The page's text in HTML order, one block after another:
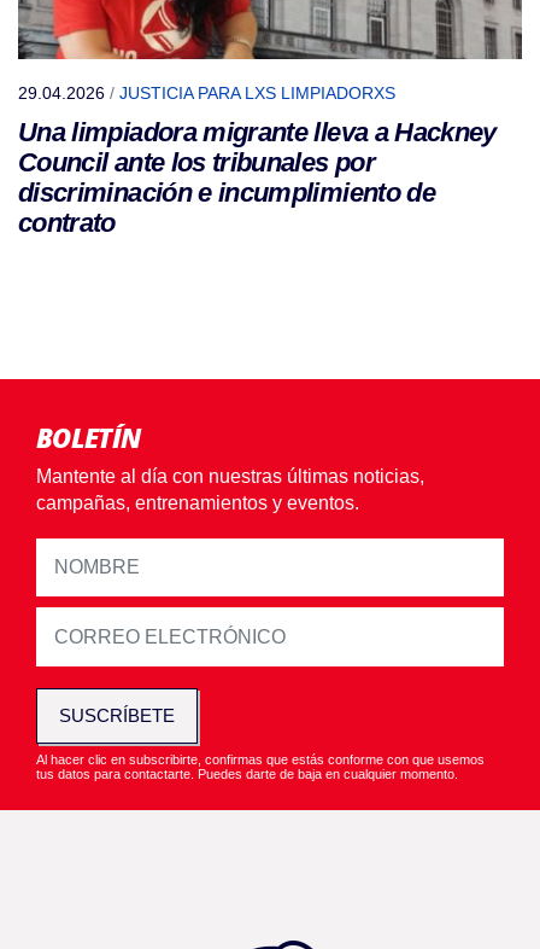
29.04.2026 / JUSTICIA PARA LXS LIMPIADORXS
Una limpiadora migrante lleva a Hackney
Council ante los tribunales por
discriminación e incumplimiento de
contrato
BOLETÍN
Mantente al día con nuestras últimas noticias,
campañas, entrenamientos y eventos.
SUSCRÍBETE
Al hacer clic en subscribirte, confirmas que estás conforme con que usemos
tus datos para contactarte. Puedes darte de baja en cualquier momento.